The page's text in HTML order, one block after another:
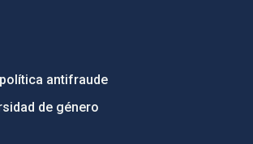
antifraude
de género